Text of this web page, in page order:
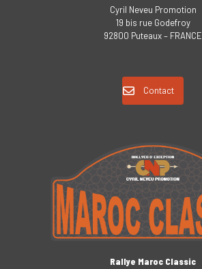
Cyril Neveu Promotion
19 bis rue Godefroy
92800 Puteaux – FRANCE
Contact
Rallye Maroc Classic